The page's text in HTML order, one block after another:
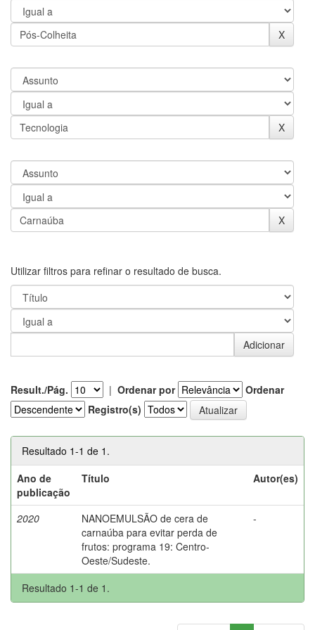
Utilizar filtros para refinar o resultado de busca.
Result./Pág. | Ordenar por
Ordenar
Registro(s)
Resultado 1-1 de 1.
Ano de
publicação
Título Autor(es)
2020
NANOEMULSÃO de cera de
carnaúba para evitar perda de
frutos: programa 19: Centro-
Oeste/Sudeste.
-
Resultado 1-1 de 1.